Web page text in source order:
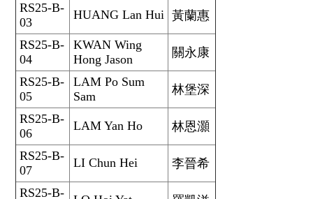
RS25-B-
03
HUANG Lan Hui 黃蘭惠
RS25-B-
04
KWAN Wing
Hong Jason
關永康
RS25-B-
05
LAM Po Sum
Sam
林堡深
RS25-B-
06
LAM Yan Ho 林恩灝
RS25-B-
07
LI Chun Hei 李晉希
RS25-B-